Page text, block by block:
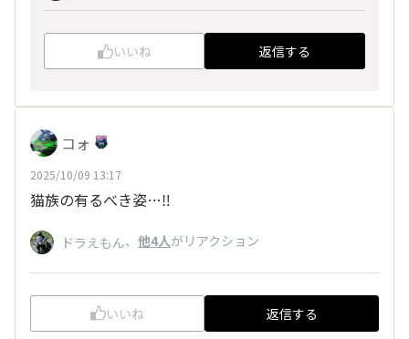
いいね 返信する
コォ
2025/10/09 13:17
猫族の有るべき姿…‼️
ドラえもん、 他4人がリアクション
いいね 返信する